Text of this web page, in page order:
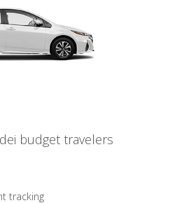
budget travelers
tracking